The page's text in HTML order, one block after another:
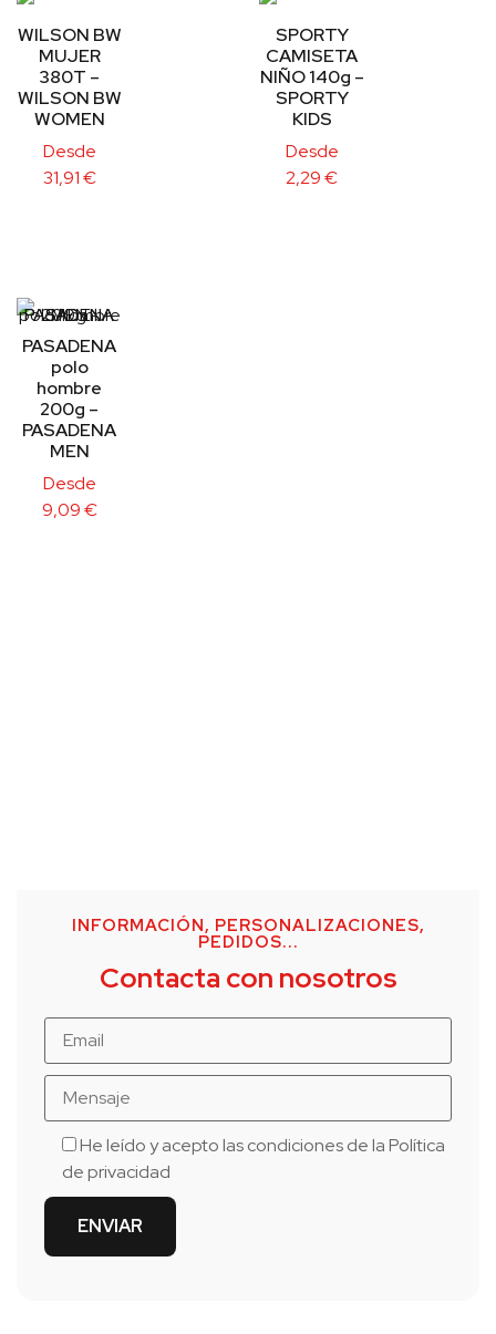
WILSON BW
MUJER
380T –
WILSON BW
WOMEN
Desde
31,91€
SPORTY
CAMISETA
NIÑO 140g –
SPORTY
KIDS
Desde
2,29€
PASADENA
polo
hombre
200g –
PASADENA
MEN
Desde
9,09€
INFORMACIÓN, PERSONALIZACIONES,
PEDIDOS...
Contacta con nosotros
He leído y acepto las condiciones de laPolítica
de privacidad